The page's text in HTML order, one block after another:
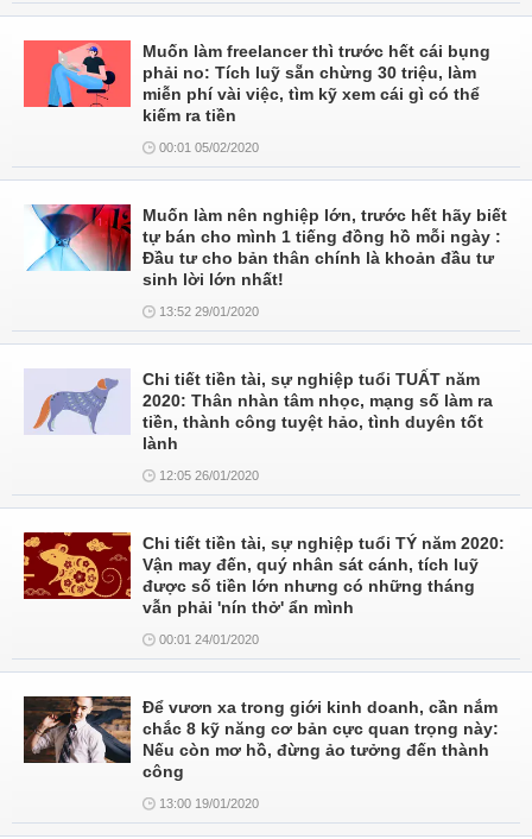
Muốn làm freelancer thì trước hết cái bụng
phải no: Tích luỹ sẵn chừng 30 triệu, làm
miễn phí vài việc, tìm kỹ xem cái gì có thể
kiếm ra tiền
00:01 05/02/2020
Muốn làm nên nghiệp lớn, trước hết hãy biết
tự bán cho mình 1 tiếng đồng hồ mỗi ngày :
Đầu tư cho bản thân chính là khoản đầu tư
sinh lời lớn nhất!
13:52 29/01/2020
Chi tiết tiền tài, sự nghiệp tuổi TUẤT năm
2020: Thân nhàn tâm nhọc, mạng số làm ra
tiền, thành công tuyệt hảo, tình duyên tốt
lành
12:05 26/01/2020
Chi tiết tiền tài, sự nghiệp tuổi TÝ năm 2020:
Vận may đến, quý nhân sát cánh, tích luỹ
được số tiền lớn nhưng có những tháng
vẫn phải 'nín thở' ẩn mình
00:01 24/01/2020
Để vươn xa trong giới kinh doanh, cần nắm
chắc 8 kỹ năng cơ bản cực quan trọng này:
Nếu còn mơ hồ, đừng ảo tưởng đến thành
công
13:00 19/01/2020